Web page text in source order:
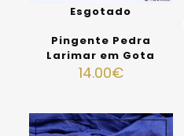
Esgotado
Pingente Pedra
Larimar em Gota
14.00€